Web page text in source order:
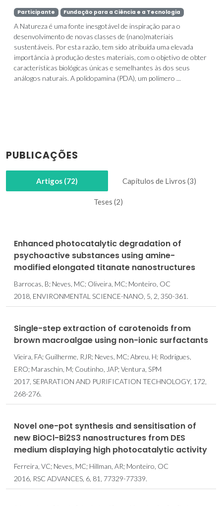
Participante Fundação para a Ciência e a Tecnologia
A Natureza é uma fonte inesgotável de inspiração para o
desenvolvimento de novas classes de (nano)materiais
sustentáveis. Por esta razão, tem sido atribuída uma elevada
importância à produção destes materiais, com o objetivo de obter
características biológicas únicas e semelhantes às dos seus
análogos naturais. A polidopamina (PDA), um polímero ...
PUBLICAÇÕES
Artigos (72) Capítulos de Livros (3)
Teses (2)
Enhanced photocatalytic degradation of
psychoactive substances using amine-
modified elongated titanate nanostructures
Barrocas, B; Neves, MC; Oliveira, MC; Monteiro, OC
2018, ENVIRONMENTAL SCIENCE-NANO, 5, 2, 350-361.
Single-step extraction of carotenoids from
brown macroalgae using non-ionic surfactants
Vieira, FA; Guilherme, RJR; Neves, MC; Abreu, H; Rodrigues,
ERO; Maraschin, M; Coutinho, JAP; Ventura, SPM
2017, SEPARATION AND PURIFICATION TECHNOLOGY, 172,
268-276.
Novel one-pot synthesis and sensitisation of
new BiOCl-Bi2S3 nanostructures from DES
medium displaying high photocatalytic activity
Ferreira, VC; Neves, MC; Hillman, AR; Monteiro, OC
2016, RSC ADVANCES, 6, 81, 77329-77339.